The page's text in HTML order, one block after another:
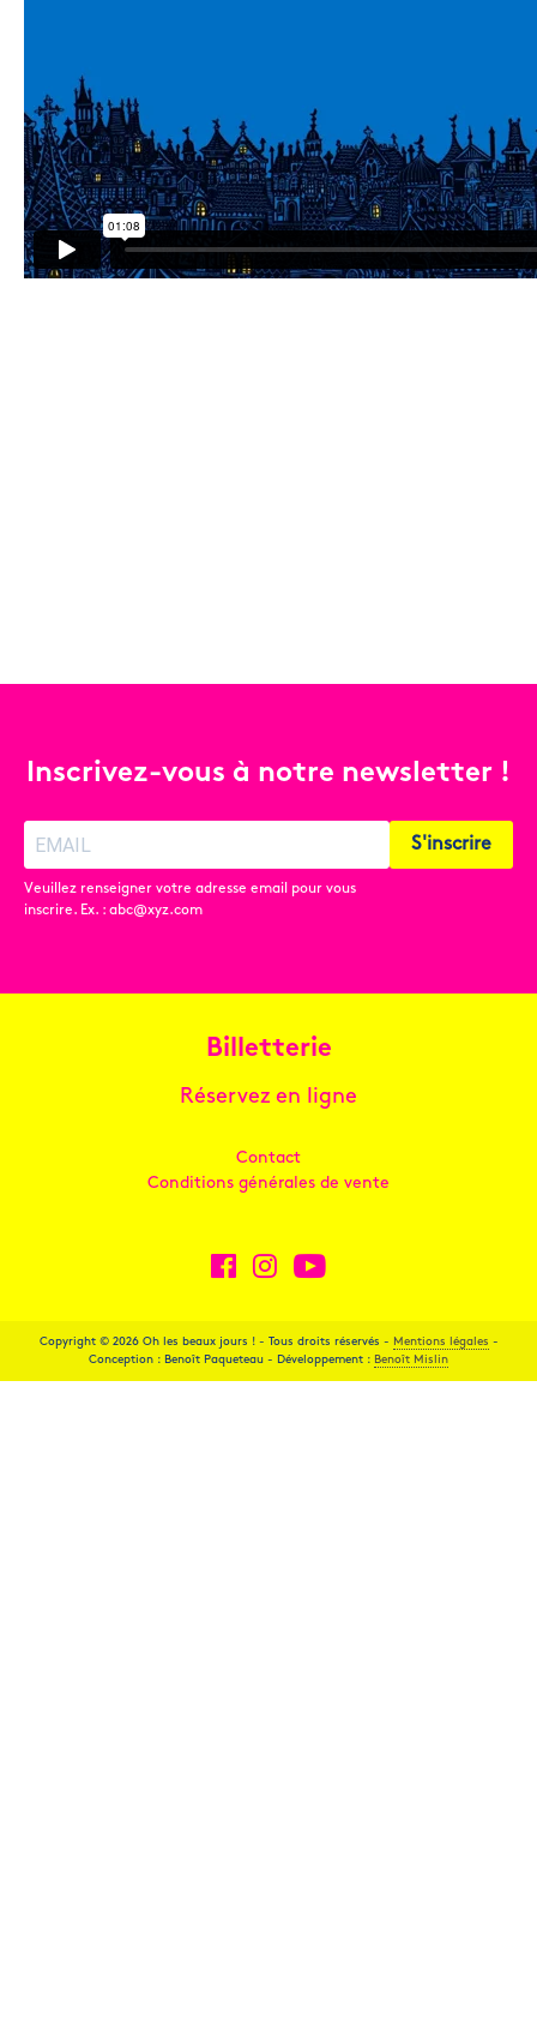
Inscrivez-vous à notre newsletter !
Veuillez renseigner votre adresse email pour vous
inscrire. Ex. : abc@xyz.com
S'inscrire
Billetterie
Réservez en ligne
Contact
Conditions générales de vente
Copyright © 2026 Oh les beaux jours ! - Tous droits réservés - Mentions légales -
Conception : Benoît Paqueteau - Développement : Benoît Mislin